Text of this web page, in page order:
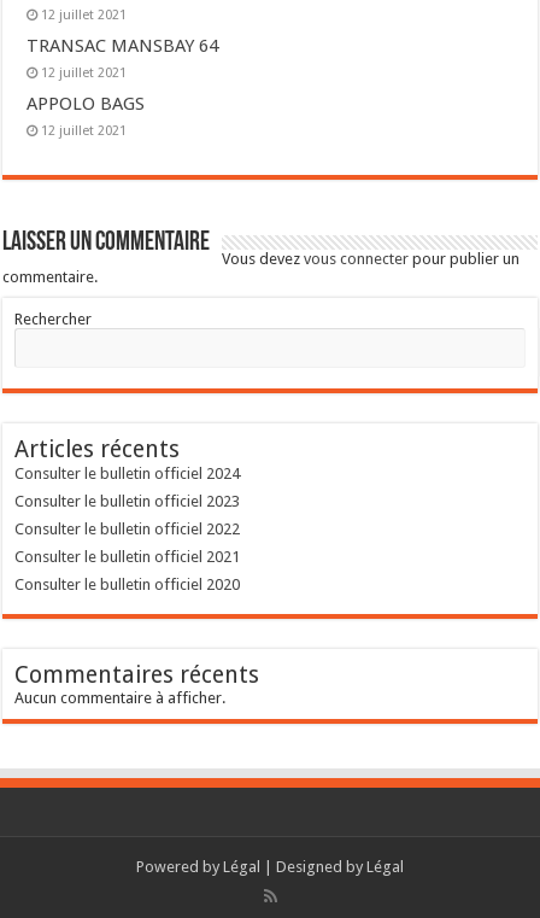
12 juillet 2021
TRANSAC MANSBAY 64
12 juillet 2021
APPOLO BAGS
12 juillet 2021
Laisser un commentaire
Vous devezvous connecter pour publier un
commentaire.
Rechercher
Articles récents
Consulter le bulletin officiel 2024
Consulter le bulletin officiel 2023
Consulter le bulletin officiel 2022
Consulter le bulletin officiel 2021
Consulter le bulletin officiel 2020
Commentaires récents
Aucun commentaire à afficher.
Powered by Légal | Designed by Légal